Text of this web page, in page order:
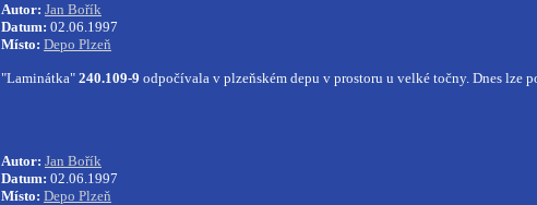
Autor: Jan Bořík
Datum: 02.06.1997
Místo: Depo Plzeň
"Laminátka" 240.109-9 odpočívala v plzeňském depu v prostoru u velké točny. Dnes lze
Autor: Jan Bořík
Datum: 02.06.1997
Místo: Depo Plzeň